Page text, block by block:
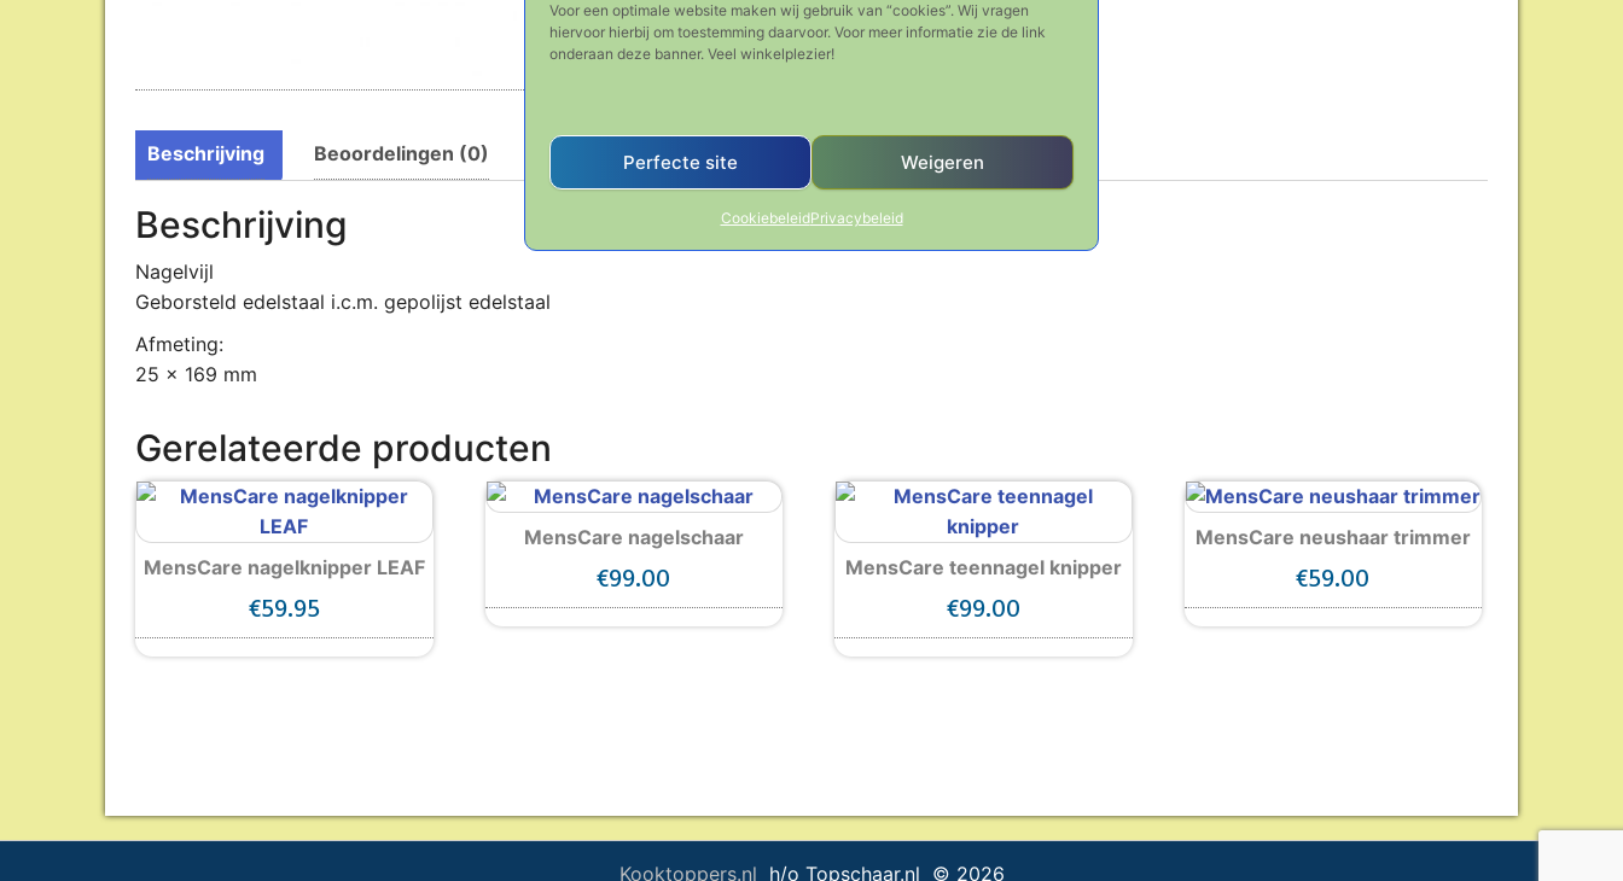
Voor een optimale website maken wij gebruik van “cookies”. Wij vragen
hiervoor hierbij om toestemming daarvoor. Voor meer informatie zie de link
onderaan deze banner. Veel winkelplezier!
Perfecte site Weigeren
CookiebeleidPrivacybeleid
Beschrijving Beoordelingen (0)
Beschrijving
Nagelvijl
Geborsteld edelstaal i.c.m. gepolijst edelstaal
Afmeting:
25 x 169 mm
Gerelateerde producten
MensCare nagelknipper LEAF
€59.95
MensCare nagelschaar
€99.00 MensCare teennagel knipper
€99.00
MensCare neushaar trimmer
€59.00
Kooktoppers.nl h/o Topschaar.nl © 2026